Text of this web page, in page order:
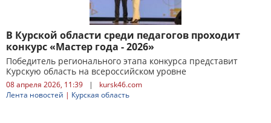
В Курской области среди педагогов проходит
конкурс «Мастер года - 2026»
Победитель регионального этапа конкурса представит
Курскую область на всероссийском уровне
08 апреля 2026, 11:39 |
kursk46.com
Лента новостей | Курская область